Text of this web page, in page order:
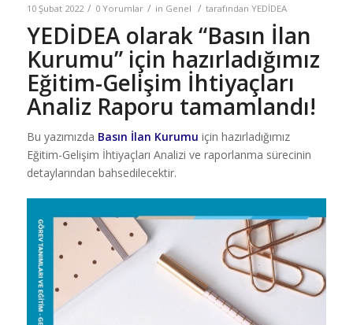
10 Şubat 2022 / 0 Yorumlar / in Genel / tarafından YEDİDEA
YEDİDEA olarak “Basın İlan
Kurumu” için hazırladığımız
Eğitim-Gelişim İhtiyaçları
Analiz Raporu tamamlandı!
Bu yazımızda Basın İlan Kurumu için hazırladığımız
Eğitim-Gelişim İhtiyaçları Analizi ve raporlanma sürecinin
detaylarından bahsedilecektir.